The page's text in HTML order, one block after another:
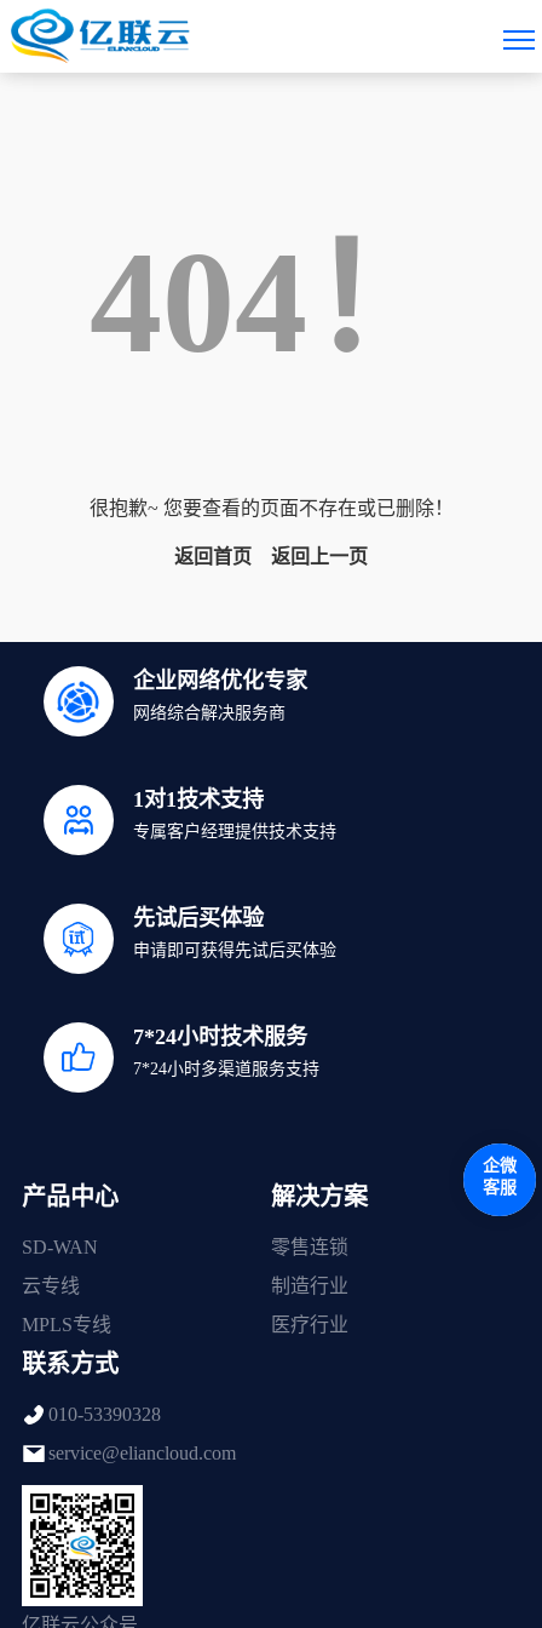
404！
很抱歉~ 您要查看的页面不存在或已删除！
返回首页 返回上一页
企业网络优化专家
网络综合解决服务商
1对1技术支持
专属客户经理提供技术支持
先试后买体验
申请即可获得先试后买体验
7*24小时技术服务
7*24小时多渠道服务支持
产品中心
SD-WAN
云专线
MPLS专线
解决方案
零售连锁
制造行业
医疗行业
联系方式
010-53390328
service@eliancloud.com
企微
客服